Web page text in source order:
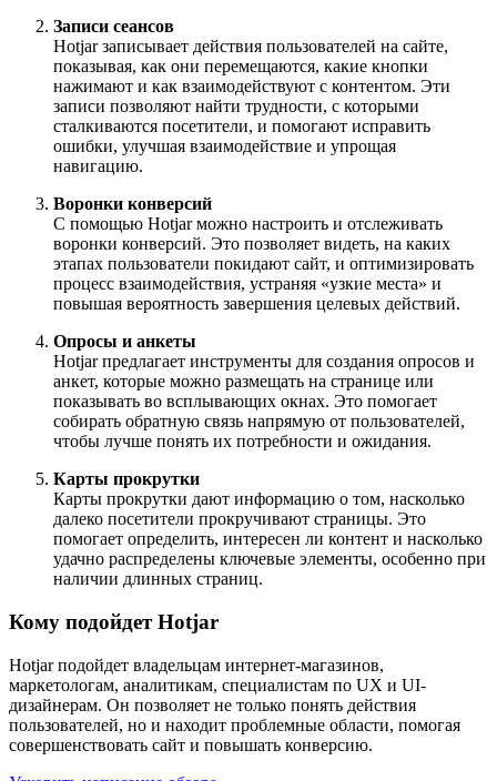
Записи сеансов
Hotjar записывает действия пользователей на сайте,
показывая, как они перемещаются, какие кнопки
нажимают и как взаимодействуют с контентом. Эти
записи позволяют найти трудности, с которыми
сталкиваются посетители, и помогают исправить
ошибки, улучшая взаимодействие и упрощая
навигацию.
Воронки конверсий
С помощью Hotjar можно настроить и отслеживать
воронки конверсий. Это позволяет видеть, на каких
этапах пользователи покидают сайт, и оптимизировать
процесс взаимодействия, устраняя «узкие места» и
повышая вероятность завершения целевых действий.
Опросы и анкеты
Hotjar предлагает инструменты для создания опросов и
анкет, которые можно размещать на странице или
показывать во всплывающих окнах. Это помогает
собирать обратную связь напрямую от пользователей,
чтобы лучше понять их потребности и ожидания.
Карты прокрутки
Карты прокрутки дают информацию о том, насколько
далеко посетители прокручивают страницы. Это
помогает определить, интересен ли контент и насколько
удачно распределены ключевые элементы, особенно при
наличии длинных страниц.
Кому подойдет Hotjar
Hotjar подойдет владельцам интернет-магазинов,
маркетологам, аналитикам, специалистам по UX и UI-
дизайнерам. Он позволяет не только понять действия
пользователей, но и находит проблемные области, помогая
совершенствовать сайт и повышать конверсию.